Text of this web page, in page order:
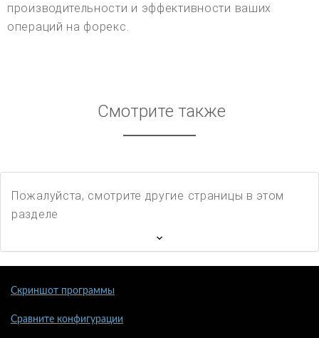
производительности и эффективности ваших
операций на форекс.
Смотрите также
Пожалуйста, смотрите другие страницы в этом
разделе
Скриншот программы
Сравните конфигурации